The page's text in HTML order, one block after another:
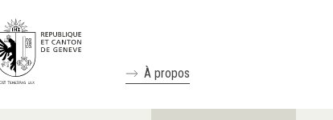
À propos